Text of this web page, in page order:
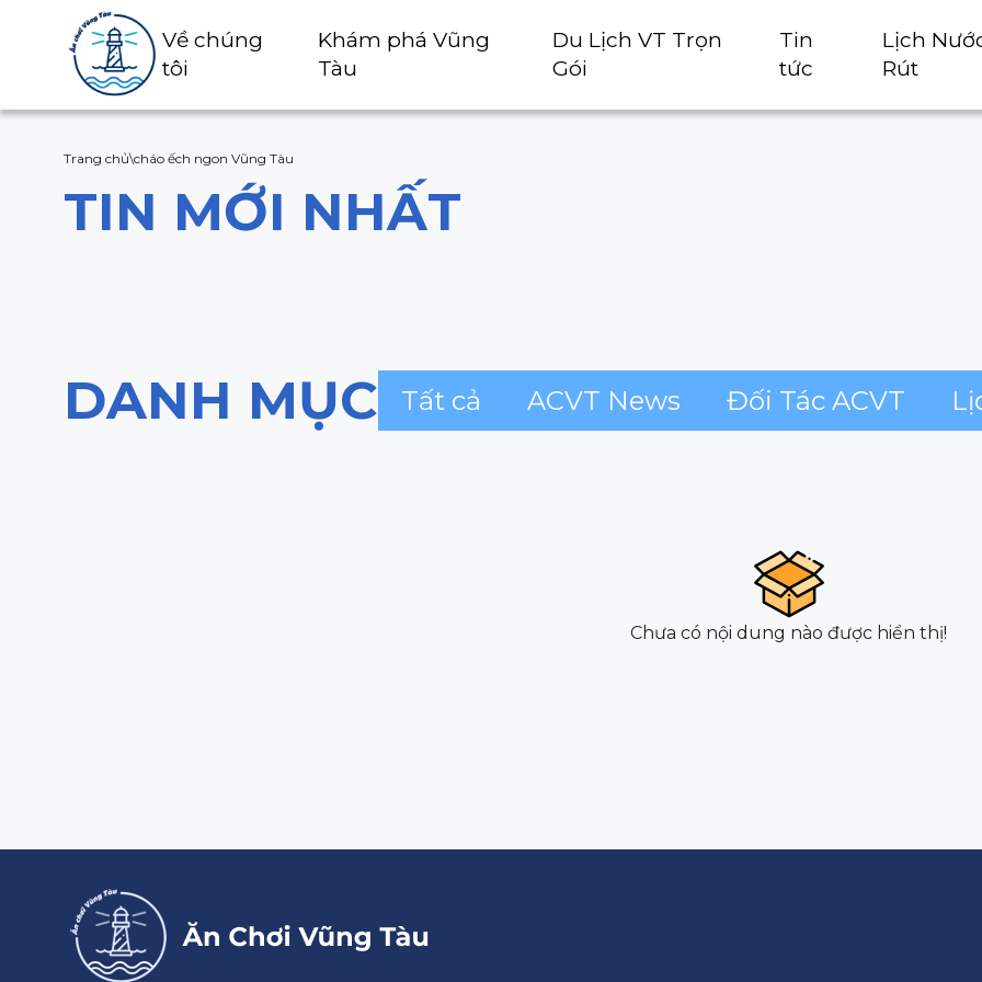
Về chúng
tôi
Khám phá Vũng
Tàu
Du Lịch VT Trọn
Gói
Tin
tức
Lịch
Rút
Trang chủ\cháo ếch ngon Vũng Tàu
TIN MỚI NHẤT
DANH MỤC Tất cả ACVT News Đối Tác ACVT
Chưa có nội dung nào được hiển thị!